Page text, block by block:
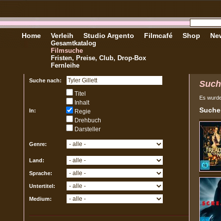
Home Verleih
Gesamtkatalog
Filmsuche
Fristen, Preise, Club, Drop-Box
Fernleihe
Studio Argento Filmcafé Shop
Suche nach:
In:
Titel
Inhalt
Regie
Drehbuch
Darsteller
Genre:
Land:
Sprache:
Untertitel:
Medium:
Es